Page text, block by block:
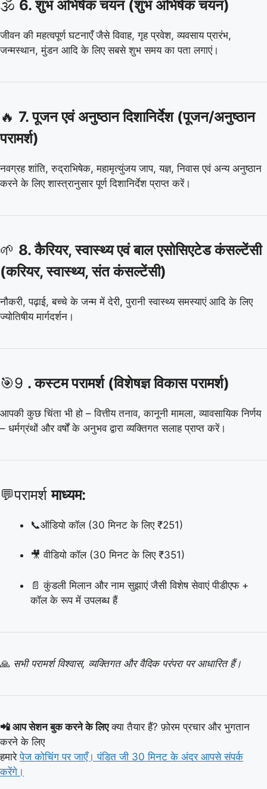
🕉️ 6. शुभ अभिषेक चयन (शुभ अभिषेक चयन)
जीवन की महत्वपूर्ण घटनाएँ जैसे विवाह, गृह प्रवेश, व्यवसाय प्रारंभ,
जन्मस्थान, मुंडन आदि के लिए सबसे शुभ समय का पता लगाएं।
🔥 7. पूजन एवं अनुष्ठान दिशानिर्देश (पूजन/अनुष्ठान
परामर्श)
नवग्रह शांति, रुद्राभिषेक, महामृत्युंजय जाप, यज्ञ, निवास एवं अन्य अनुष्ठान
करने के लिए शास्त्रानुसार पूर्ण दिशानिर्देश प्राप्त करें।
🌱 8. कैरियर, स्वास्थ्य एवं बाल एसोसिएटेड कंसल्टेंसी
(करियर, स्वास्थ्य, संत कंसल्टेंसी)
नौकरी, पढ़ाई, बच्चे के जन्म में देरी, पुरानी स्वास्थ्य समस्याएं आदि के लिए
ज्योतिषीय मार्गदर्शन।
🎯9 . कस्टम परामर्श (विशेषज्ञ विकास परामर्श)
आपकी कुछ चिंता भी हो – वित्तीय तनाव, कानूनी मामला, व्यावसायिक निर्णय
– धर्मग्रंथों और वर्षों के अनुभव द्वारा व्यक्तिगत सलाह प्राप्त करें।
💬परामर्शमाध्यम:
📞ऑडियो कॉल (30 मिनट के लिए ₹251)
🎥 वीडियो कॉल (30 मिनट के लिए ₹351)
📄 कुंडली मिलान और नाम सुझाएं जैसी विशेष सेवाएं पीडीएफ +
कॉल के रूप में उपलब्ध हैं
🙏 सभी परामर्श विश्वास, व्यक्तिगत और वैदिक परंपरा पर आधारित हैं।
📲 आप सेशन बुक करने के लिएक्या तैयार हैं?फ़ोरम प्रचार और भुगतान
करने के लिए
हमारेपेज कोचिंग पर जाएँ। पंडित जी 30 मिनट के अंदर आपसे संपर्क
करेंगे।